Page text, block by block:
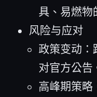
具、易燃物
风险与应对
政策变动：
对官方公告
高峰期策略